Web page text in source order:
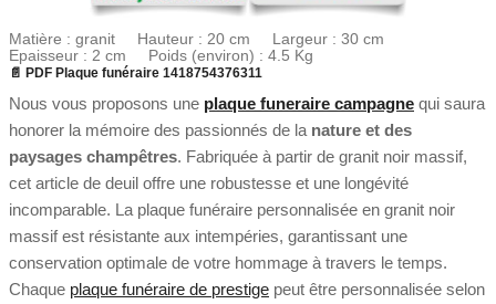
Matière : granit Hauteur : 20 cm Largeur : 30 cm
Epaisseur : 2 cm Poids (environ) : 4.5 Kg
📄 PDF Plaque funéraire 1418754376311
Nous vous proposons une plaque funeraire campagne qui saura
honorer la mémoire des passionnés de la nature et des
paysages champêtres. Fabriquée à partir de granit noir massif,
cet article de deuil offre une robustesse et une longévité
incomparable. La plaque funéraire personnalisée en granit noir
massif est résistante aux intempéries, garantissant une
conservation optimale de votre hommage à travers le temps.
Chaque plaque funéraire de prestige peut être personnalisée selon